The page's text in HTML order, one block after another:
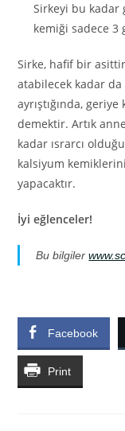
Sirkeyi bu kadar
kemiği sadece 3
Sirke, hafif bir
atabilecek kadar
ayrıştığında,
demektir. Artık
kadar ısrarcı
kalsiyum
yapacaktır.
İyi eğlenceler!
Bu bilgiler
Facebook
Print